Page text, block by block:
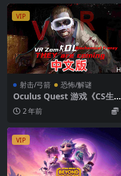
VIP
射击/弓箭 恐怖/解谜
Oculus Quest 游戏《CS生化
危机》VRzomOL
2 年前
VIP